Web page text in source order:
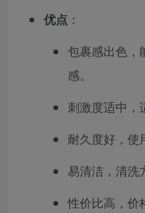
优点 ：
包裹感出色，
感。
刺激度适中，
耐久度好，使
易清洁，清洗
性价比高，价